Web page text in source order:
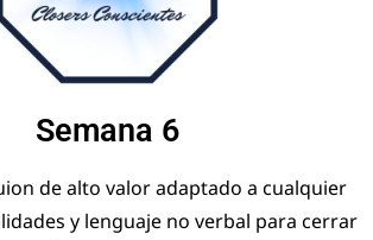
Semana 6
de alto valor adaptado a cualquier
y lenguaje no verbal para cerrar